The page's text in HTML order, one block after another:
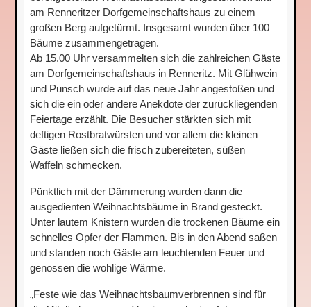
am Renneritzer Dorfgemeinschaftshaus zu einem
großen Berg aufgetürmt. Insgesamt wurden über 100
Bäume zusammengetragen.
Ab 15.00 Uhr versammelten sich die zahlreichen Gäste
am Dorfgemeinschaftshaus in Renneritz. Mit Glühwein
und Punsch wurde auf das neue Jahr angestoßen und
sich die ein oder andere Anekdote der zurückliegenden
Feiertage erzählt. Die Besucher stärkten sich mit
deftigen Rostbratwürsten und vor allem die kleinen
Gäste ließen sich die frisch zubereiteten, süßen
Waffeln schmecken.
Pünktlich mit der Dämmerung wurden dann die
ausgedienten Weihnachtsbäume in Brand gesteckt.
Unter lautem Knistern wurden die trockenen Bäume ein
schnelles Opfer der Flammen. Bis in den Abend saßen
und standen noch Gäste am leuchtenden Feuer und
genossen die wohlige Wärme.
„Feste wie das Weihnachtsbaumverbrennen sind für